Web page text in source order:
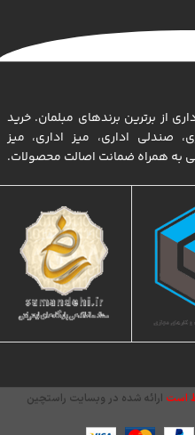
از برترین برندهای مبلمان. خرید
صندلی اداری، میز اداری، میز
به همراه ضمانت اصالت محصولات.
است ارائه شده در وبسایت راستچین